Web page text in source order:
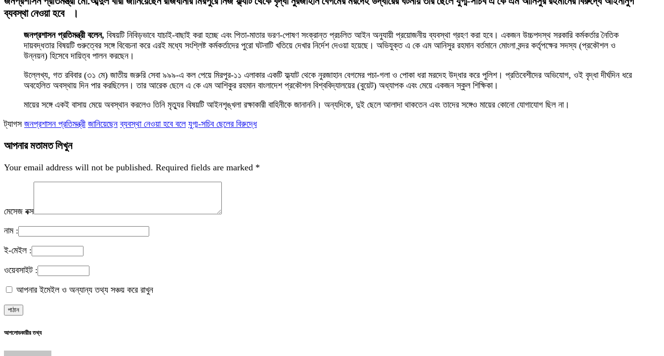
ব্যবস্থা নেওয়া হবে ।
জনপ্রশাসন প্রতিমন্ত্রী বলেন, বিষয়টি নিবিড়ভাবে যাচাই-বাছাই করা হচ্ছে এবং পিতা-মাতার ভরণ-পোষণ সংক্রান্ত প্রচলিত আইন অনুযায়ী প্রয়োজনীয় ব্যবস্থা গ্রহণ করা হবে। একজন উচ্চপদস্থ সরকারি কর্মকর্তার নৈতিক
দায়বদ্ধতার বিষয়টি গুরুত্বের সঙ্গে বিবেচনা করে এরই মধ্যে সংশ্লিষ্ট কর্মকর্তাদের পুরো ঘটনাটি খতিয়ে দেখার নির্দেশ দেওয়া হয়েছে। অভিযুক্ত এ কে এম আনিসুর রহমান বর্তমানে মোংলা বন্দর কর্তৃপক্ষের সদস্য (প্রকৌশল ও
উন্নয়ন) হিসেবে দায়িত্ব পালন করছেন।
উল্লেখ্য, গত রবিবার (৩১ মে) জাতীয় জরুরি সেবা ৯৯৯-এ কল পেয়ে মিরপুর-১১ এলাকার একটি ফ্ল্যাট থেকে নুরজাহান বেগমের পচা-গলা ও পোকা ধরা মরদেহ উদ্ধার করে পুলিশ। প্রতিবেশীদের অভিযোগ, ওই বৃদ্ধা দীর্ঘদিন ধরে
অবহেলিত অবস্থায় দিন পার করছিলেন। তার আরেক ছেলে এ কে এম আশিকুর রহমান বাংলাদেশ প্রকৌশল বিশ্ববিদ্যালয়ের (বুয়েট) অধ্যাপক এবং মেয়ে একজন স্কুল শিক্ষিকা।
মায়ের সঙ্গে একই বাসায় মেয়ে অবস্থান করলেও তিনি মৃত্যুর বিষয়টি আইনশৃঙ্খলা রক্ষাকারী বাহিনীকে জানাননি। অন্যদিকে, দুই ছেলে আলাদা থাকতেন এবং তাদের সঙ্গেও মায়ের কোনো যোগাযোগ ছিল না।
ট্যাগস জনপ্রশাসন প্রতিমন্ত্রী জানিয়েছেন ব্যবস্থা নেওয়া হবে বলে যুগ্ম-সচিব ছেলের বিরুদ্ধে
আপনার মতামত লিখুন
Your email address will not be published. Required fields are marked *
মেসেজ বক্স
নাম :
ই-মেইল :
ওয়েবসাইট :
আপনার ইমেইল ও অন্যান্য তথ্য সঞ্চয় করে রাখুন
আপলোডকারীর তথ্য